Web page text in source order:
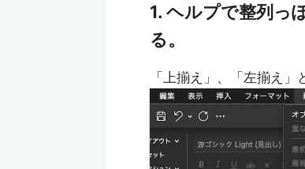
1. ヘルプで整列っ
る。
「上揃え」、「左揃え」